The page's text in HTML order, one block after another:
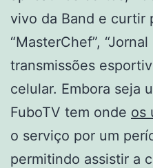
vivo da Band e curtir
“MasterChef”,
transmissões
celular. Embora seja
FuboTV tem onde os
o serviço por um
permitindo assistir a